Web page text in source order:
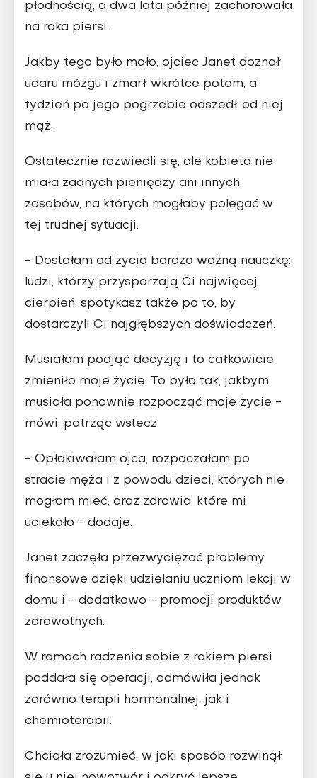
płodnością, a dwa lata później zachorowała
na raka piersi.
Jakby tego było mało, ojciec Janet doznał
udaru mózgu i zmarł wkrótce potem, a
tydzień po jego pogrzebie odszedł od niej
mąż.
Ostatecznie rozwiedli się, ale kobieta nie
miała żadnych pieniędzy ani innych
zasobów, na których mogłaby polegać w
tej trudnej sytuacji.
- Dostałam od życia bardzo ważną nauczkę:
ludzi, którzy przysparzają Ci najwięcej
cierpień, spotykasz także po to, by
dostarczyli Ci najgłębszych doświadczeń.
Musiałam podjąć decyzję i to całkowicie
zmieniło moje życie. To było tak, jakbym
musiała ponownie rozpocząć moje życie -
mówi, patrząc wstecz.
- Opłakiwałam ojca, rozpaczałam po
stracie męża i z powodu dzieci, których nie
mogłam mieć, oraz zdrowia, które mi
uciekało - dodaje.
Janet zaczęła przezwyciężać problemy
finansowe dzięki udzielaniu uczniom lekcji w
domu i - dodatkowo - promocji produktów
zdrowotnych.
W ramach radzenia sobie z rakiem piersi
poddała się operacji, odmówiła jednak
zarówno terapii hormonalnej, jak i
chemioterapii.
Chciała zrozumieć, w jaki sposób rozwinął